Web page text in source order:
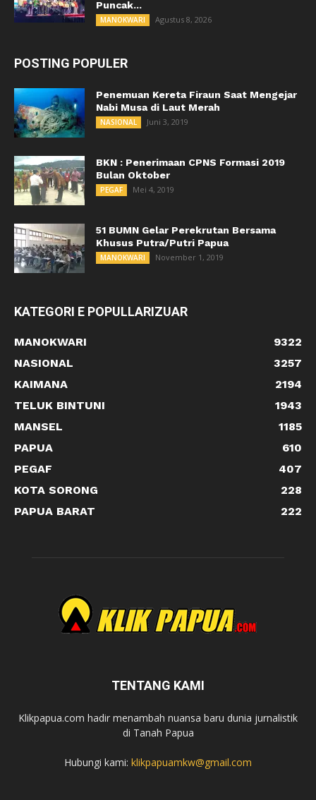
Puncak...
MANOKWARI Agustus 8, 2026
POSTING POPULER
Penemuan Kereta Firaun Saat Mengejar
Nabi Musa di Laut Merah
NASIONAL Juni 3, 2019
BKN : Penerimaan CPNS Formasi 2019
Bulan Oktober
PEGAF Mei 4, 2019
51 BUMN Gelar Perekrutan Bersama
Khusus Putra/Putri Papua
MANOKWARI November 1, 2019
KATEGORI E POPULLARIZUAR
MANOKWARI
9322
NASIONAL
3257
KAIMANA
2194
TELUK BINTUNI
1943
MANSEL
1185
PAPUA
610
PEGAF
407
KOTA SORONG
228
PAPUA BARAT
222
TENTANG KAMI
Klikpapua.com hadir menambah nuansa baru dunia jurnalistik
di Tanah Papua
Hubungi kami: klikpapuamkw@gmail.com